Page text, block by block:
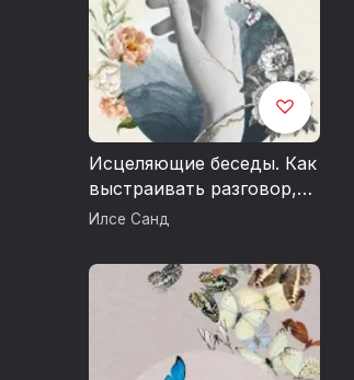
Исцеляющие беседы. Как
выстраивать разговор,
чтобы помочь близкому
Илсе Санд